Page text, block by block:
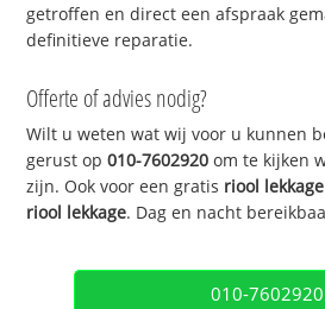
getroffen en direct een afspraak
definitieve reparatie.
Offerte of advies nodig?
Wilt u weten wat wij voor u kunnen
gerust op010-7602920 om te kijken
zijn. Ook voor een gratis riool lekkage
riool lekkage. Dag en nacht
010-7602920